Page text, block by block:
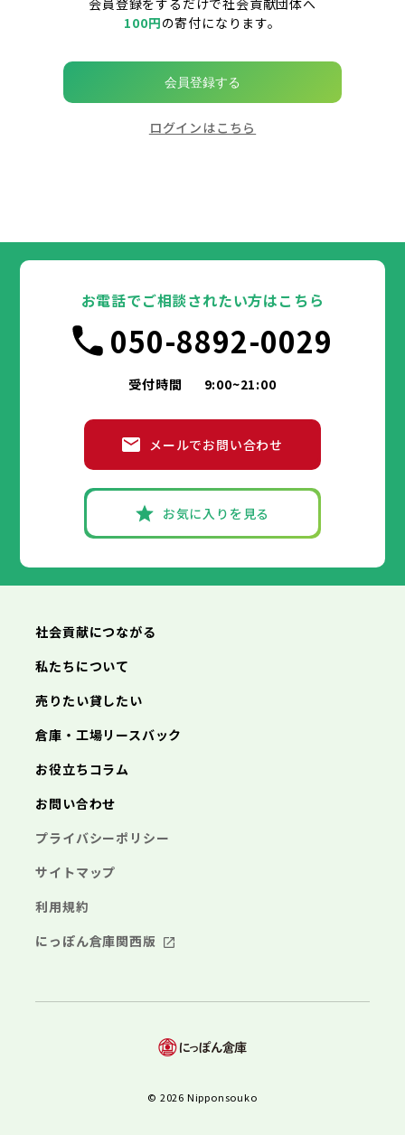
会員登録をするだけで社会貢献団体へ
100円の寄付になります。
会員登録する
ログインはこちら
お電話でご相談されたい方はこちら
050-8892-0029
受付時間 9:00~21:00
メールでお問い合わせ
お気に入りを見る
社会貢献につながる
私たちについて
売りたい貸したい
倉庫・工場リースバック
お役立ちコラム
お問い合わせ
プライバシーポリシー
サイトマップ
利用規約
にっぽん倉庫関西版
© 2026 Nipponsouko